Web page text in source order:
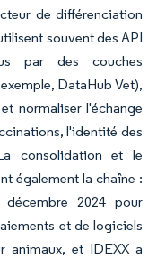
de différenciation
souvent des API
par des couches
DataHub Vet),
normaliser l'échange
l'identité des
consolidation et le
également la chaîne :
2024 pour
et de logiciels
animaux, et IDEXX a